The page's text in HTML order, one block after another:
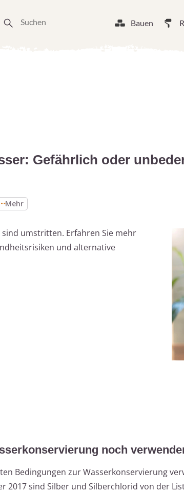
Bauen
Gefährlich oder
Mehr
umstritten. Erfahren Sie mehr
und alternative
noch
Bedingungen zur Wasserkonservierung
2017 sind Silber und Silberchlorid von der